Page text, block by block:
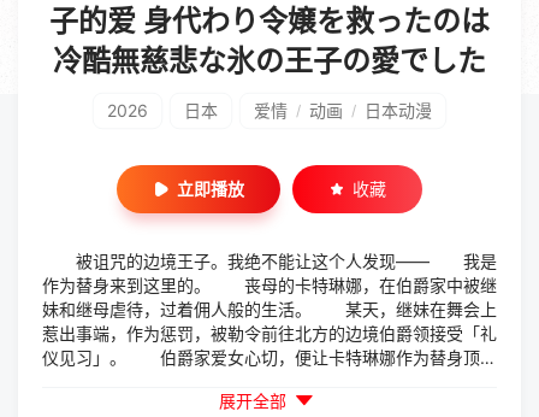
子的爱 身代わり令嬢を救ったのは
冷酷無慈悲な氷の王子の愛でした
2026 日本 爱情 / 动画 / 日本动漫
立即播放 收藏
被诅咒的边境王子。我绝不能让这个人发现—— 我是
作为替身来到这里的。 丧母的卡特琳娜，在伯爵家中被继
妹和继母虐待，过着佣人般的生活。 某天，继妹在舞会上
惹出事端，作为惩罚，被勒令前往北方的边境伯爵领接受「礼
仪见习」。 伯爵家爱女心切，便让卡特琳娜作为替身顶替
边…… 卡特琳娜颤抖着抵达了边境领地， 然而，那位
展开全部